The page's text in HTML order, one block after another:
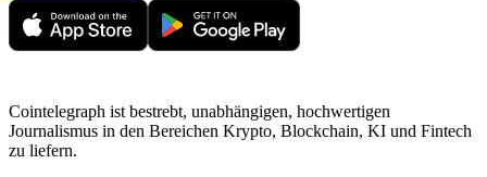
Cointelegraph ist bestrebt, unabhängigen, hochwertigen
Journalismus in den Bereichen Krypto, Blockchain, KI und Fintech
zu liefern.